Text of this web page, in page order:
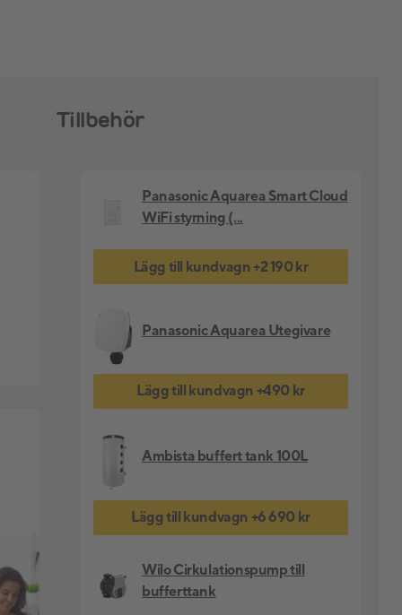
Tillbehör
Panasonic Aquarea Smart Cloud
WiFi styrning (...
Lägg till kundvagn +2 190 kr
Panasonic Aquarea Utegivare
Lägg till kundvagn +490 kr
Ambista buffert tank 100L
Lägg till kundvagn +6 690 kr
Wilo Cirkulationspump till
bufferttank